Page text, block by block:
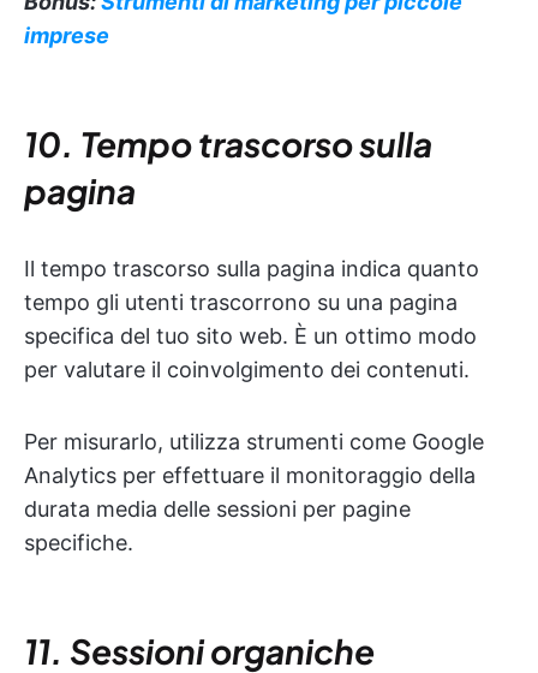
imprese
10. Tempo trascorso sulla
pagina
Il tempo trascorso sulla pagina indica quanto
tempo gli utenti trascorrono su una pagina
specifica del tuo sito web. È un ottimo modo
per valutare il coinvolgimento dei contenuti.
Per misurarlo, utilizza strumenti come Google
Analytics per effettuare il monitoraggio della
durata media delle sessioni per pagine
specifiche.
11. Sessioni organiche